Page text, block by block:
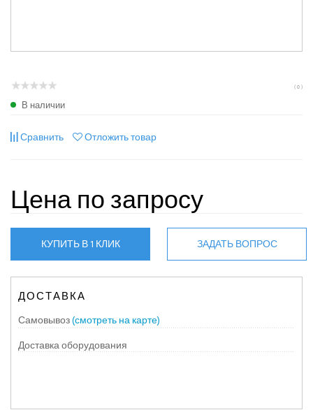
( 0 )
В наличии
Сравнить Отложить товар
Цена по запросу
КУПИТЬ В 1 КЛИК ЗАДАТЬ ВОПРОС
ДОСТАВКА
Самовывоз(смотреть на карте)
Доставка оборудования